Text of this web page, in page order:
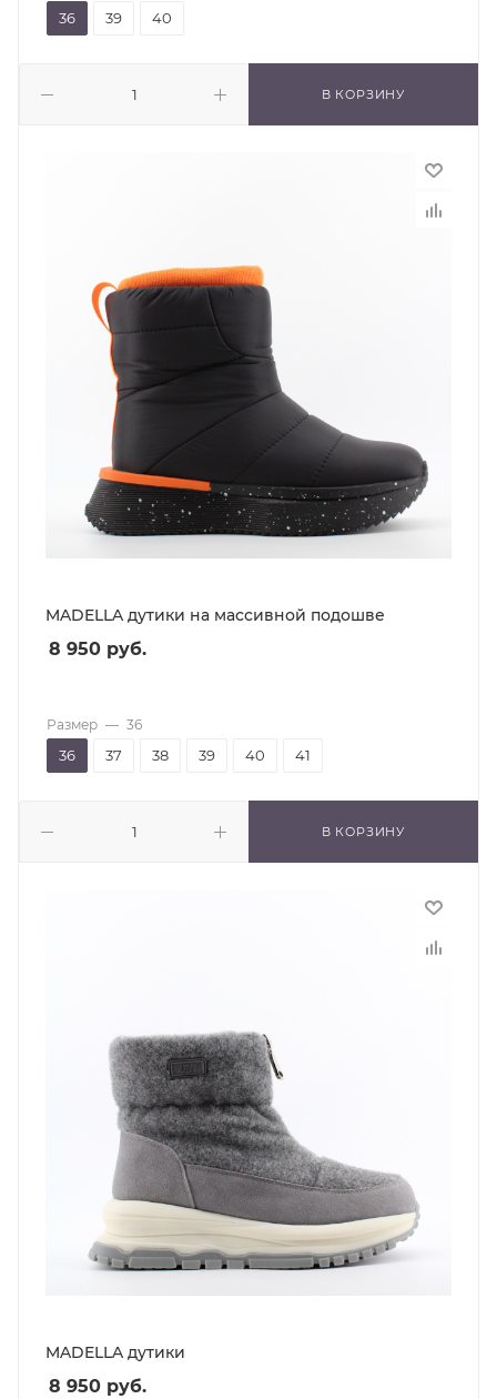
В КОРЗИНУ
36 39 40
MADELLA дутики на массивной подошве
8 950 руб.
В КОРЗИНУ
Размер — 36
36 37 38 39 40 41
MADELLA дутики
8 950 руб.